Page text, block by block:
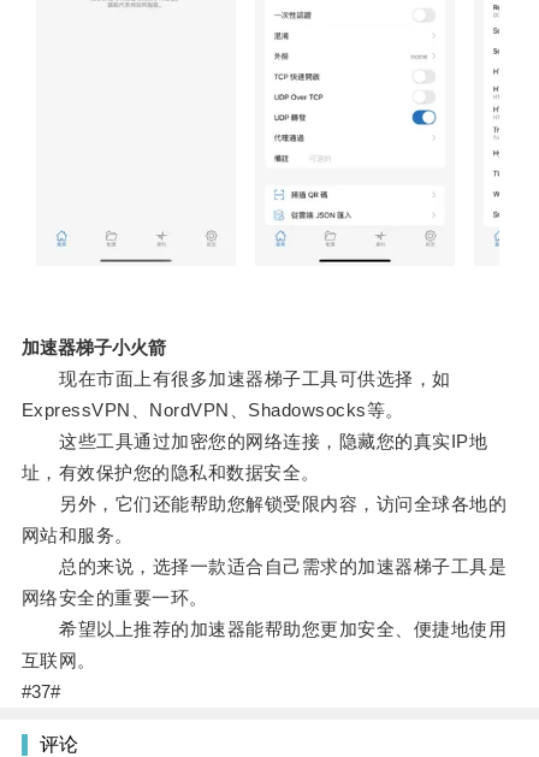
加速器梯子小火箭
现在市面上有很多加速器梯子工具可供选择，如
ExpressVPN、NordVPN、Shadowsocks等。
这些工具通过加密您的网络连接，隐藏您的真实IP地
址，有效保护您的隐私和数据安全。
另外，它们还能帮助您解锁受限内容，访问全球各地的
网站和服务。
总的来说，选择一款适合自己需求的加速器梯子工具是
网络安全的重要一环。
希望以上推荐的加速器能帮助您更加安全、便捷地使用
互联网。
#37#
评论